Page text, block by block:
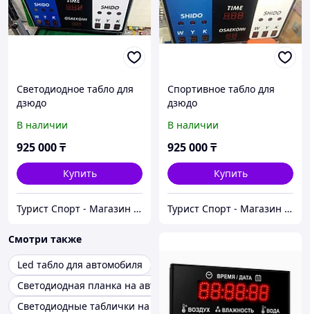
Светодиодное табло для
дзюдо
В наличии
925 000₸
Купить
Турист Спорт - Магазин спортивных товаров
Спортивное табло для
дзюдо
В наличии
925 000₸
Купить
Турист Спорт - Магазин спортивных товаров
Смотри также
Led табло для автомобиля
Светодиодная планка на авто
Светодиодные таблички на авто